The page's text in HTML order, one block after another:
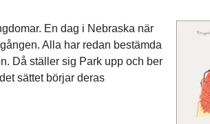
En dag i Nebraska när
Alla har redan bestämda
Då ställer sig Park upp och ber
sättet börjar deras